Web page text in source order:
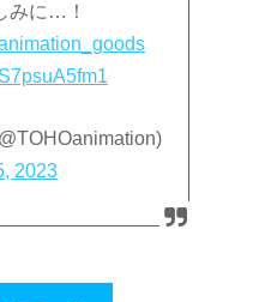
みに…！
2023